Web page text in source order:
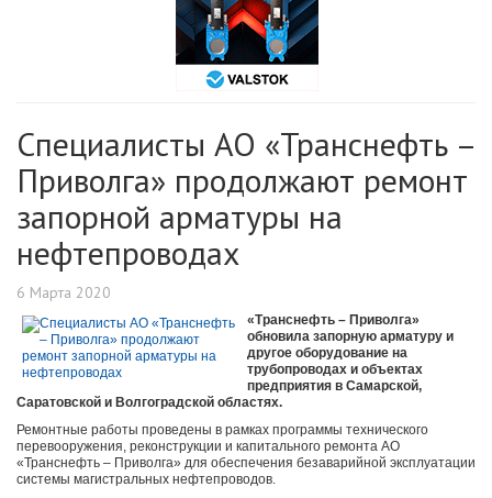
Специалисты АО «Транснефть –
Приволга» продолжают ремонт
запорной арматуры на
нефтепроводах
6 Марта 2020
«Транснефть – Приволга»
обновила запорную арматуру и
другое оборудование на
трубопроводах и объектах
предприятия в Самарской,
Саратовской и Волгоградской областях.
Ремонтные работы проведены в рамках программы технического
перевооружения, реконструкции и капитального ремонта АО
«Транснефть – Приволга» для обеспечения безаварийной эксплуатации
системы магистральных нефтепроводов.